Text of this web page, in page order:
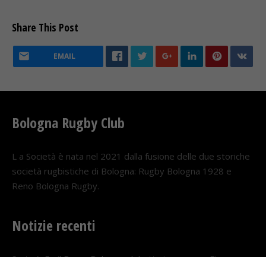
Share This Post
EMAIL
Bologna Rugby Club
L a Società è nata nel 2021 dalla fusione delle due storiche
società rugbistiche di Bologna: Rugby Bologna 1928 e
Reno Bologna Rugby.
Notizie recenti